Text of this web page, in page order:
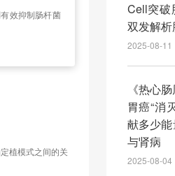
效抑制肠杆菌
植模式之间的关
Cell突破
双发解
2025-08-11
《热心
胃癌“消
献多少
与肾病
2025-08-04